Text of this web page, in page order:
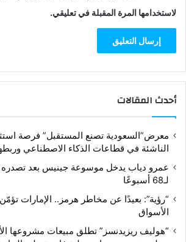
لاستخدامها المرة المقبلة في تعليقي.
أحدث المقالات
معرض”السعودية تصنع المستقبل” فرصة
الناشئة في قطاعات الذكاء الاصطناعي
عمرو دياب يدخل موسوعة جينيس بعد تصدره
لـ68 أسبوعًا
“رؤية”: بعيدًا عن مخاطر هرمز.. الإمارات
الأسواق
“هوليف ريزيدنسز” تطلق مبيعات مشروعها